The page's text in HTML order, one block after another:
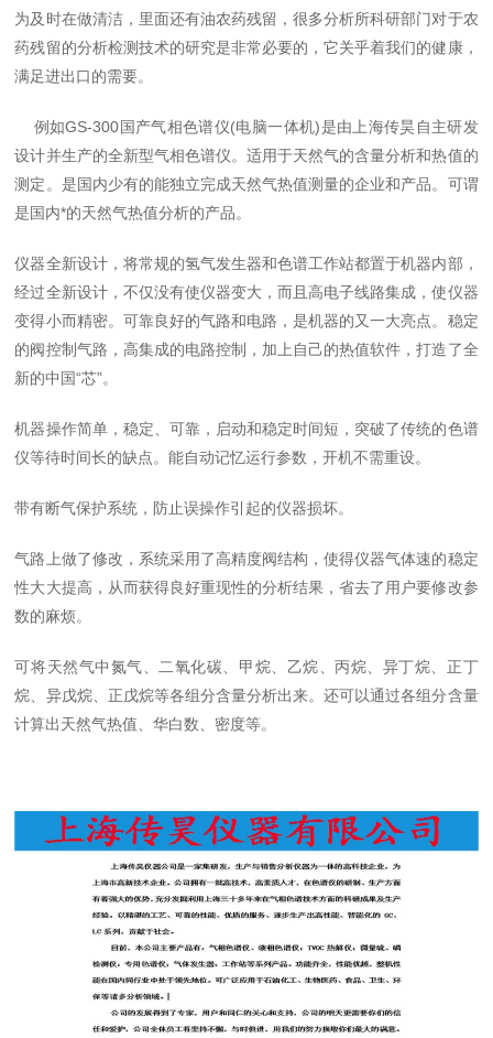
为及时在做清洁，里面还有油农药残留，很多分析所科研部门对于农
药残留的分析检测技术的研究是非常必要的，它关乎着我们的健康，
满足进出口的需要。
例如GS-300国产气相色谱仪(电脑一体机)是由上海传昊自主研发
设计并生产的全新型气相色谱仪。适用于天然气的含量分析和热值的
测定。是国内少有的能独立完成天然气热值测量的企业和产品。可谓
是国内*的天然气热值分析的产品。
仪器全新设计，将常规的氢气发生器和色谱工作站都置于机器内部，
经过全新设计，不仅没有使仪器变大，而且高电子线路集成，使仪器
变得小而精密。可靠良好的气路和电路，是机器的又一大亮点。稳定
的阀控制气路，高集成的电路控制，加上自己的热值软件，打造了全
新的中国“芯”。
机器操作简单，稳定、可靠，启动和稳定时间短，突破了传统的色谱
仪等待时间长的缺点。能自动记忆运行参数，开机不需重设。
带有断气保护系统，防止误操作引起的仪器损坏。
气路上做了修改，系统采用了高精度阀结构，使得仪器气体速的稳定
性大大提高，从而获得良好重现性的分析结果，省去了用户要修改参
数的麻烦。
可将天然气中氮气、二氧化碳、甲烷、乙烷、丙烷、异丁烷、正丁
烷、异戊烷、正戊烷等各组分含量分析出来。还可以通过各组分含量
计算出天然气热值、华白数、密度等。